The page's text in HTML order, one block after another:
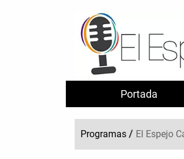
Portada
Programas / El Espejo